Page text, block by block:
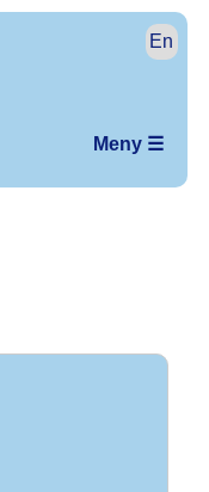
En
Meny ☰